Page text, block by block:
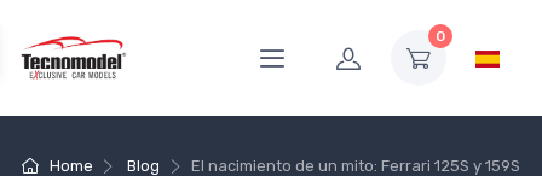
0
Home Blog El nacimiento de un mito: Ferrari 125S y 159S